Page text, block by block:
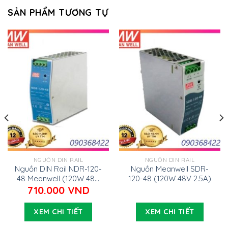
SẢN PHẨM TƯƠNG TỰ
NGUỒN DIN RAIL
Nguồn DIN Rail NDR-120-
48 Meanwell (120W 48V
2.5A)
710.000 VND
XEM CHI TIẾT
NGUỒN DIN RAIL
Nguồn Meanwell SDR-
120-48 (120W 48V 2.5A)
XEM CHI TIẾT